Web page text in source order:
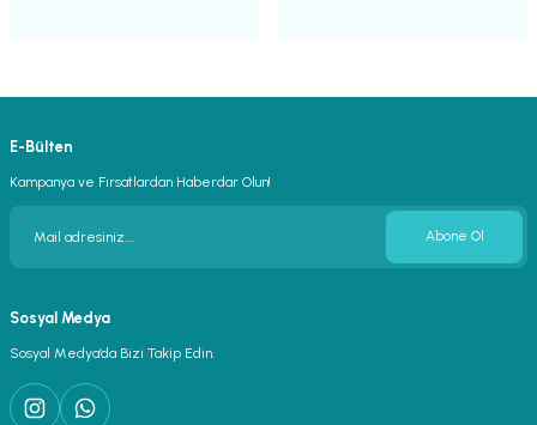
E-Bülten
Kampanya ve Fırsatlardan Haberdar Olun!
Abone Ol
Sosyal Medya
Sosyal Medya’da Bizi Takip Edin.